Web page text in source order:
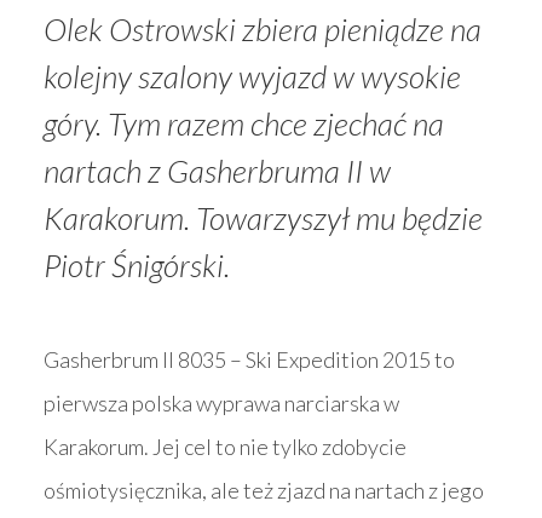
Olek Ostrowski zbiera pieniądze na
kolejny szalony wyjazd w wysokie
góry. Tym razem chce zjechać na
nartach z Gasherbruma II w
Karakorum. Towarzyszył mu będzie
Piotr Śnigórski.
Gasherbrum II 8035 – Ski Expedition 2015to
pierwsza polska wyprawa narciarska w
Karakorum. Jej cel to nie tylko zdobycie
ośmiotysięcznika, ale też zjazd na nartach z jego